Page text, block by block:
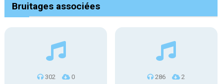
Bruitages associées
302 0 286 2